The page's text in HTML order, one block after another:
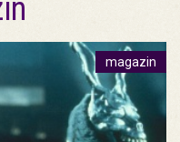
magazin